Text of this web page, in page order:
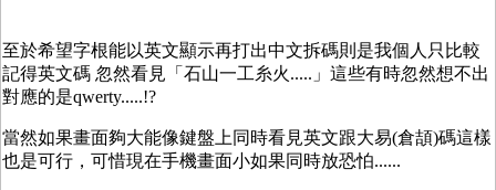
至於希望字根能以英文顯示再打出中文拆碼則是我個人只比較
記得英文碼 忽然看見「石山一工糸火.....」這些有時忽然想不出
對應的是qwerty.....!?
當然如果畫面夠大能像鍵盤上同時看見英文跟大易(倉頡)碼這樣
也是可行，可惜現在手機畫面小如果同時放恐怕......